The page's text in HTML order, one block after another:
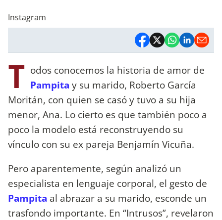
Instagram
T odos conocemos la historia de amor de
Pampita y su marido, Roberto García
Moritán, con quien se casó y tuvo a su hija
menor, Ana. Lo cierto es que también poco a
poco la modelo está reconstruyendo su
vínculo con su ex pareja Benjamín Vicuña.
Pero aparentemente, según analizó un
especialista en lenguaje corporal, el gesto de
Pampita al abrazar a su marido, esconde un
trasfondo importante. En “Intrusos”, revelaron